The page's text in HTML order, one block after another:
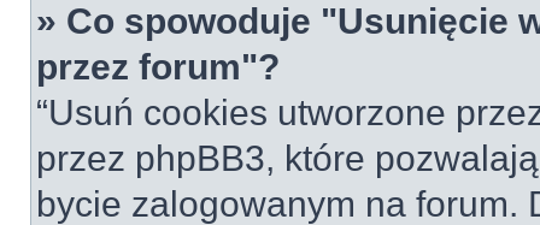
» Co spowoduje "Usunięcie
przez forum"?
“Usuń cookies utworzone
przez phpBB3, które
bycie zalogowanym na forum.